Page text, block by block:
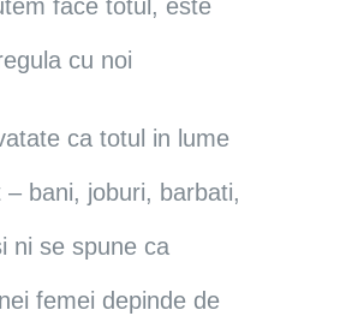
face totul, este
cu noi
ca totul in lume
– bani, joburi, barbati,
ni se spune ca
femei depinde de